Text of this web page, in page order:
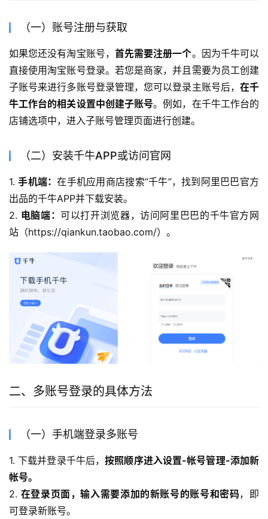
（一）账号注册与获取
如果您还没有淘宝账号， 首先需要注册一个。因为千牛可以
直接使用淘宝账号登录。若您是商家，并且需要为员工创建
子账号来进行多账号登录管理，您可以登录主账号后， 在千
牛工作台的相关设置中创建子账号。例如，在千牛工作台的
店铺选项中，进入子账号管理页面进行创建。
（二）安装千牛APP或访问官网
1. 手机端：在手机应用商店搜索“千牛”，找到阿里巴巴官方
出品的千牛APP并下载安装。
2. 电脑端：可以打开浏览器，访问阿里巴巴的千牛官方网
站（https://qiankun.taobao.com/）。
二、多账号登录的具体方法
（一）手机端登录多账号
1. 下载并登录千牛后，按照顺序进入设置-帐号管理-添加新
帐号。
2. 在登录页面，输入需要添加的新账号的账号和密码，即
可登录新账号。